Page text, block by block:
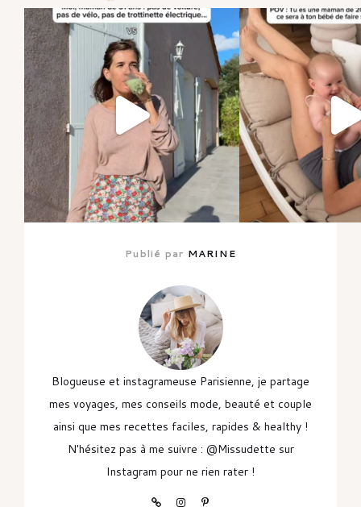
Publié par MARINE
Blogueuse et instagrameuse Parisienne, je partage
mes voyages, mes conseils mode, beauté et couple
ainsi que mes recettes faciles, rapides & healthy !
N'hésitez pas à me suivre : @Missudette sur
Instagram pour ne rien rater !